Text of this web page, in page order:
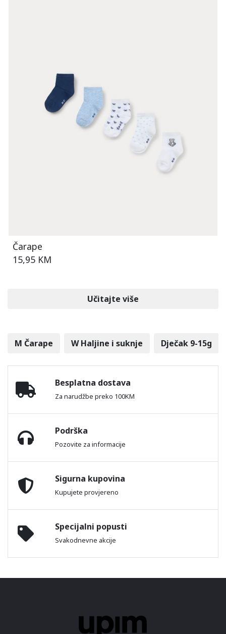
Čarape
15,95 KM
Učitajte više
M Čarape W Haljine i suknje Dječak 9-15g
Besplatna dostava
Za narudžbe preko 100KM
Podrška
Pozovite za informacije
Sigurna kupovina
Kupujete provjereno
Specijalni popusti
Svakodnevne akcije